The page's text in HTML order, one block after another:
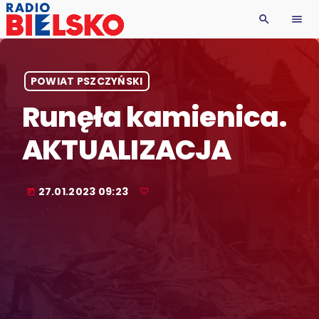
search menu
POWIAT PSZCZYŃSKI
Runęła kamienica.
AKTUALIZACJA
today 27.01.2023 09:23